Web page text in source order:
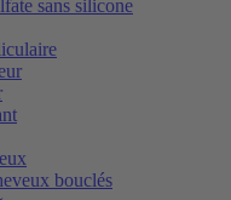
sans silicone
bouclés